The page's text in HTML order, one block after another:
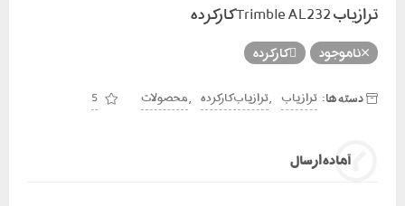
ترازیاب Trimble AL232 کارکرده
ناموجود
کارکرده
دسته ها: تراز یاب ,ترازیاب کارکرده ,محصولات 5
آماده ارسال